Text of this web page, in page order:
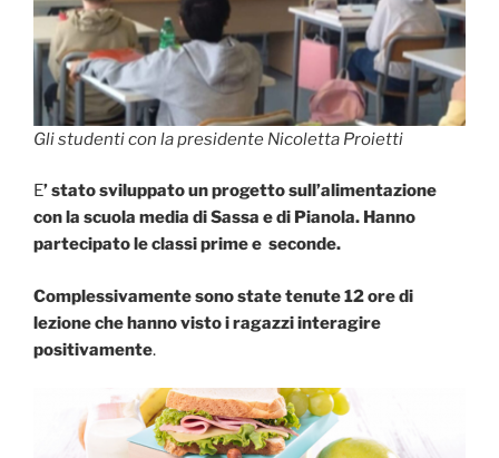
Gli studenti con la presidente Nicoletta Proietti
E’ stato sviluppato un progetto sull’alimentazione
con la scuola media di Sassa e di Pianola. Hanno
partecipato le classi prime e seconde.
Complessivamente sono state tenute 12 ore di
lezione che hanno visto i ragazzi interagire
positivamente.